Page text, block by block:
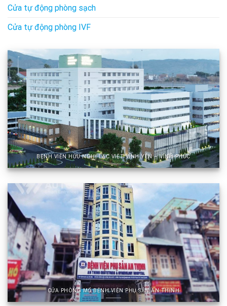
Cửa tự động phòng sạch
Cửa tự động phòng IVF
BỆNH VIỆN HỮU NGHỊ LẠC VIỆT VĨNH YÊN – VĨNH PHÚC
CỬA PHÒNG MỔ BỆNH VIỆN PHỤ SẢN AN THỊNH